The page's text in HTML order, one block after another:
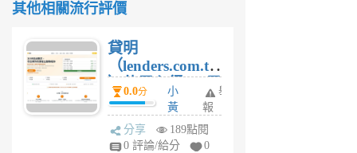
其他相關流行評價
貸明
（lenders.com.tw
）使用心得 — 民
間貸款比較平台
體驗
0.0分
小
黃
蜂
1
舉
報
分享
189點閱
0 評論/給分
0